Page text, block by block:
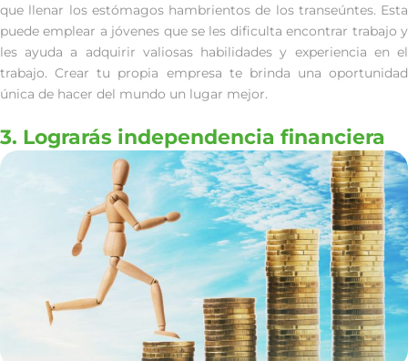
que llenar los estómagos hambrientos de los transeúntes. Esta
puede emplear a jóvenes que se les dificulta encontrar trabajo y
les ayuda a adquirir valiosas habilidades y experiencia en el
trabajo. Crear tu propia empresa te brinda una oportunidad
única de hacer del mundo un lugar mejor.
3. Lograrás independencia financiera